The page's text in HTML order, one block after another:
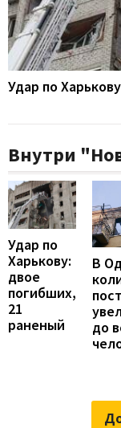
Удар по
Внутри
Удар по
Харькову:
двое
погибших,
21
раненый
В
до